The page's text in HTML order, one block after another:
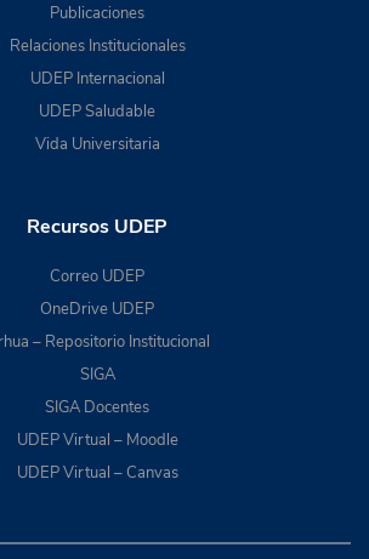
Publicaciones
Relaciones Institucionales
UDEP Internacional
UDEP Saludable
Vida Universitaria
Recursos UDEP
Correo UDEP
OneDrive UDEP
– Repositorio Institucional
SIGA
SIGA Docentes
UDEP Virtual – Moodle
UDEP Virtual – Canvas